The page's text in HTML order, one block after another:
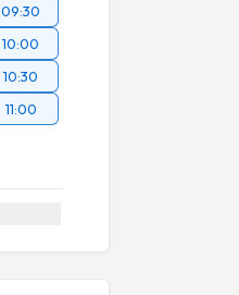
09:30
10:00
10:30
11:00